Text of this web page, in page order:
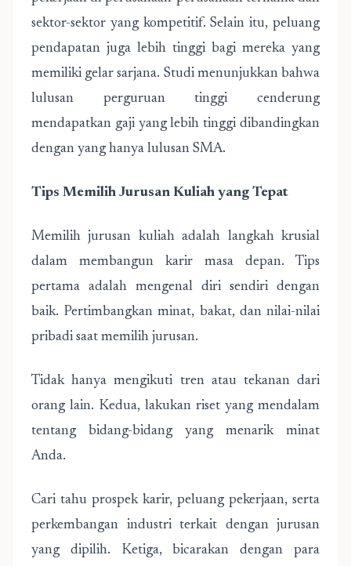
sektor-sektor yang kompetitif. Selain itu, peluang
pendapatan juga lebih tinggi bagi mereka yang
memiliki gelar sarjana. Studi menunjukkan bahwa
lulusan perguruan tinggi cenderung
mendapatkan gaji yang lebih tinggi dibandingkan
dengan yang hanya lulusan SMA.
Tips Memilih Jurusan Kuliah yang Tepat
Memilih jurusan kuliah adalah langkah krusial
dalam membangun karir masa depan. Tips
pertama adalah mengenal diri sendiri dengan
baik. Pertimbangkan minat, bakat, dan nilai-nilai
pribadi saat memilih jurusan.
Tidak hanya mengikuti tren atau tekanan dari
orang lain. Kedua, lakukan riset yang mendalam
tentang bidang-bidang yang menarik minat
Anda.
Cari tahu prospek karir, peluang pekerjaan, serta
perkembangan industri terkait dengan jurusan
yang dipilih. Ketiga, bicarakan dengan para